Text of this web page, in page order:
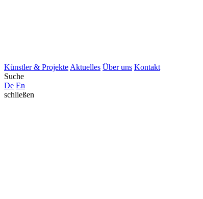
Künstler & Projekte Aktuelles Über uns Kontakt
Suche
De En
schließen